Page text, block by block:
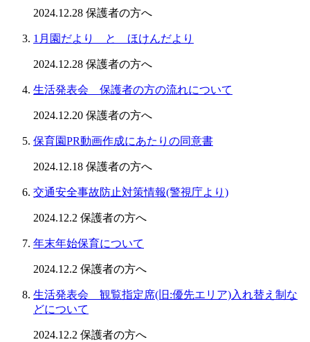
2024.12.28 保護者の方へ
1月園だより と ほけんだより
2024.12.28 保護者の方へ
生活発表会 保護者の方の流れについて
2024.12.20 保護者の方へ
保育園PR動画作成にあたりの同意書
2024.12.18 保護者の方へ
交通安全事故防止対策情報(警視庁より)
2024.12.2 保護者の方へ
年末年始保育について
2024.12.2 保護者の方へ
生活発表会 観覧指定席(旧:優先エリア)入れ替え制な
どについて
2024.12.2 保護者の方へ